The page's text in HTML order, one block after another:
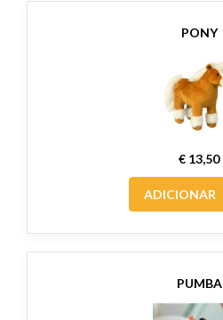
PONY
€ 13,50
ADICIONAR
PUMBA